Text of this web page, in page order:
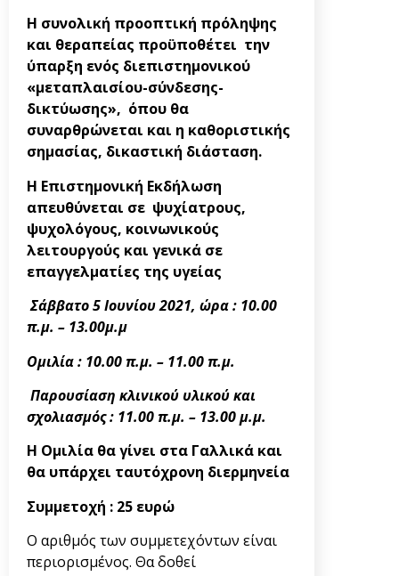
Η συνολική προοπτική πρόληψης
και θεραπείας προϋποθέτει την
ύπαρξη ενός διεπιστημονικού
«μεταπλαισίου-σύνδεσης-
δικτύωσης», όπου θα
συναρθρώνεται και η καθοριστικής
σημασίας, δικαστική διάσταση.
Η Επιστημονική Εκδήλωση
απευθύνεται σε ψυχίατρους,
ψυχολόγους, κοινωνικούς
λειτουργούς και γενικά σε
επαγγελματίες της υγείας
Σάββατο 5 Ιουνίου 2021, ώρα : 10.00
π.μ. – 13.00μ.μ
Ομιλία : 10.00 π.μ. – 11.00 π.μ.
Παρουσίαση κλινικού υλικού και
σχολιασμός : 11.00 π.μ. – 13.00 μ.μ.
Η Ομιλία θα γίνει στα Γαλλικά και
θα υπάρχει ταυτόχρονη διερμηνεία
Συμμετοχή : 25 ευρώ
Ο αριθμός των συμμετεχόντων είναι
περιορισμένος. Θα δοθεί